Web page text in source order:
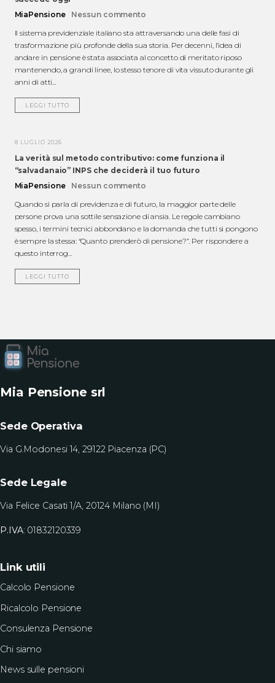
MiaPensione
Nessun commento
Il sistema previdenziale italiano sta attraversando una delle fasi di
trasformazione più profonde della sua storia. Per decenni, l’idea di
andare in pensione è stata associata al concetto di meritato riposo
mantenendo, a grandi linee, lo stesso tenore di vita vissuto durante gli
anni di atti...
LEGGI TUTTO
8 LUGLIO 2026
La verità sul metodo contributivo: come funziona il
“salvadanaio” INPS che deciderà il tuo futuro
MiaPensione
Nessun commento
Quando si parla di previdenza e di futuro, la maggior parte delle
persone prova una sottile sensazione di ansia. Le regole cambiano
spesso, i termini tecnici abbondano e la domanda che tutti si pongono
è sempre la stessa: “Quanto prenderò di pensione?”. Per rispondere a
questo interrog...
LEGGI TUTTO
Mia Pensione srl
Sede Operativa
Via G.Modonesi 14, 29122 Piacenza (PC)
Sede Legale
Via Felice Casati 1/A, 20124 Milano (MI)
P.IVA: 01832120339
Link utili
Calcolo Pensione
Ricalcolo Pensione
Consulenza Pensione
Chi siamo
News sulle pensioni